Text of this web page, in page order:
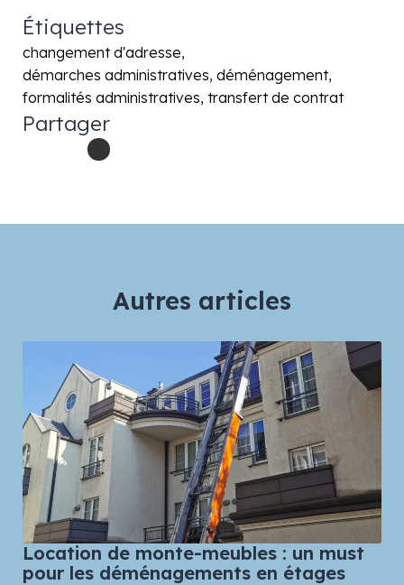
Étiquettes
changement d'adresse
démarches administratives déménagement
formalités administratives transfert de contrat
Partager
Autres articles
Location de monte-meubles : un must
pour les déménagements en étages